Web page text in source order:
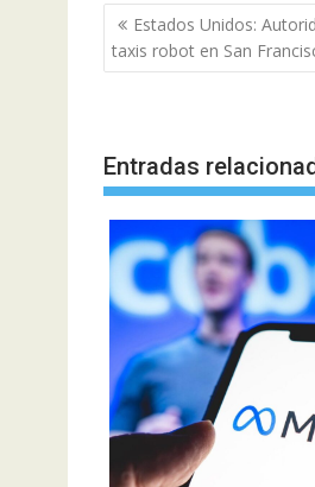
Navegación
de
entradas
Estados Unidos:
taxis robot en San
Entradas